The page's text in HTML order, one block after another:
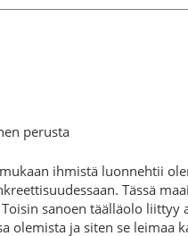
perusta
ihmistä luonnehtii
Tässä
sanoen täälläolo liittyy
olemista ja siten se leimaa